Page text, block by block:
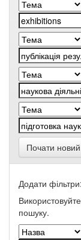
Почати
Додати фільтри:
пошуку.